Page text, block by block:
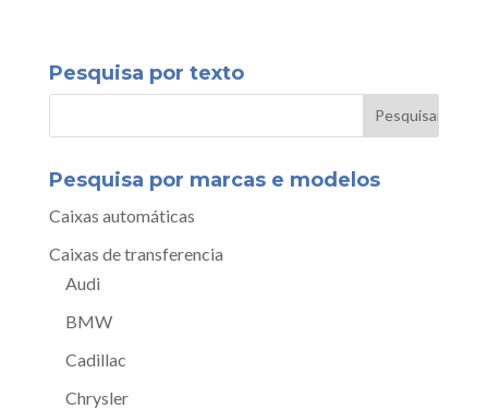
Pesquisa por texto
Pesquisa por marcas e modelos
Caixas automáticas
Caixas de transferencia
Audi
BMW
Cadillac
Chrysler